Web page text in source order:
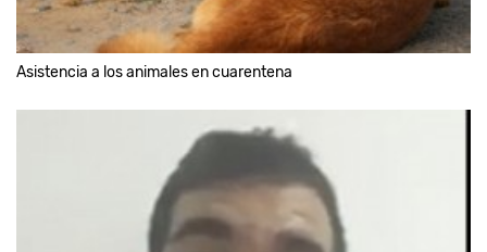
Asistencia a los animales en cuarentena